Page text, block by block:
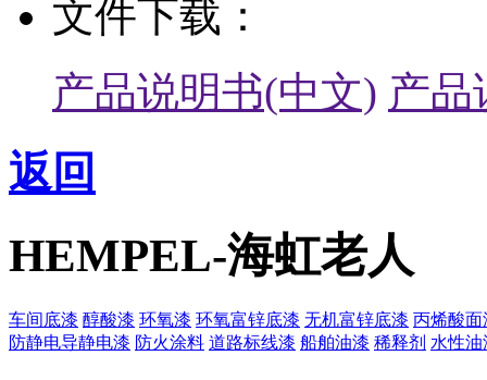
文件下载：
产品说明书(中文) 产品
返回
HEMPEL-海虹老人
车间底漆 醇酸漆 环氧漆 环氧富锌底漆 无机富锌底漆 丙烯酸面
防静电导静电漆 防火涂料 道路标线漆 船舶油漆 稀释剂 水性油